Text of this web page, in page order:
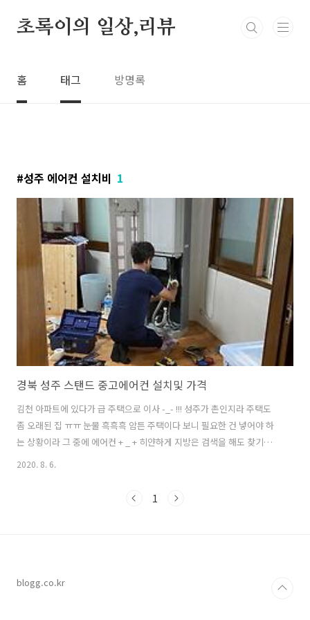
초록이의 일상,리뷰
홈 태그 방명록
성주 에어컨 설치비 1
경북 성주 스탠드 중고에어컨 설치및 가격
김천 아파트에 있다가 급 주택으로 이사 -_- !!! 성주가 촌인지라 주택도
좀 오래된 집 ㅠㅠ 눈물 흑흑흑 암튼 주택이다 보니 필요한 건 넣어야 하
는 상황이라 그 중에 에어컨 + _ + 히얀하게 지방은 검색을 해도 찾기가
너무 힘듬 성주는 더더욱 인터넷으로 원하는 정보를 찾는 게 쉽지가 않음
ㅋㅋ 개인한테 중고에어컨을 구매해서 설치만 따로 할까도 생각을 해봤
2020. 8. 6.
1
blogg.co.kr